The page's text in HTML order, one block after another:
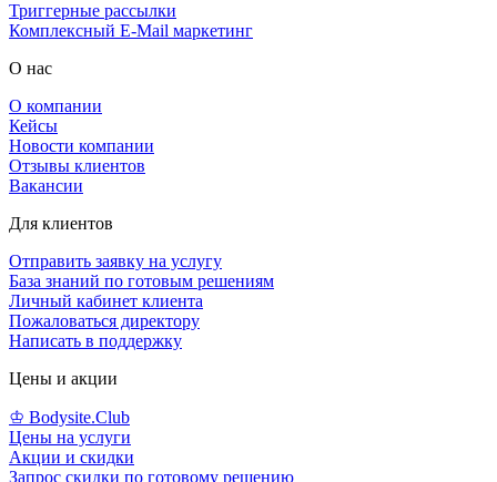
Триггерные рассылки
Комплексный E-Mail маркетинг
О нас
О компании
Кейсы
Новости компании
Отзывы клиентов
Вакансии
Для клиентов
Отправить заявку на услугу
База знаний по готовым решениям
Личный кабинет клиента
Пожаловаться директору
Написать в поддержку
Цены и акции
♔ Bodysite.Club
Цены на услуги
Акции и скидки
Запрос скидки по готовому решению